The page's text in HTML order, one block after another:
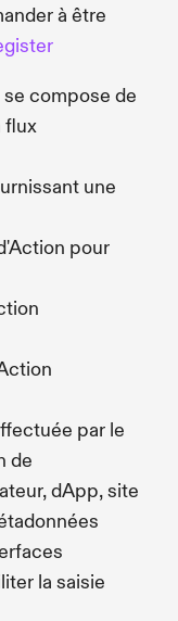
à être
compose de
flux
une
pour
par le
de
dApp, site
la saisie